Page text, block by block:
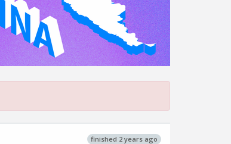
finished 2 years ago